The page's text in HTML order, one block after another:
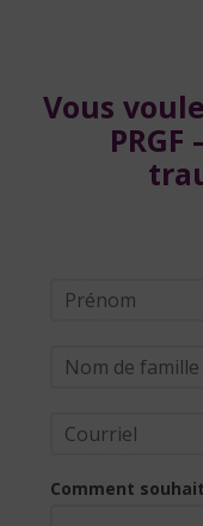
Vous
PRGF
Comment